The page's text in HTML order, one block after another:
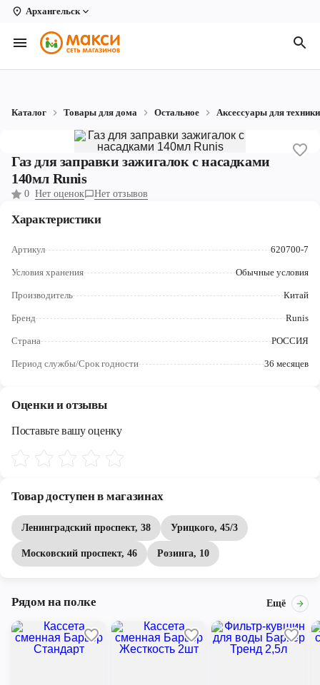
Архангельск
Вологда
Архангельск
Коряжма
Рыбинск
Северодвинск
Череповец
Каталог Товары для дома Остальное Аксессуары для техники
Газ для заправки зажигалок с насадками
140мл Runis
0 Нет оценок Нет отзывов
Характеристики
Артикул 620700-7
Условия хранения Обычные условия
Производитель Китай
Бренд Runis
Страна РОССИЯ
Период службы/Срок годности 36 месяцев
Оценки и отзывы
Поставьте вашу оценку
Товар доступен в магазинах
Ленинградский проспект, 38 Урицкого, 45/3
Московский проспект, 46 Розинга, 10
Рядом на полке Ещё